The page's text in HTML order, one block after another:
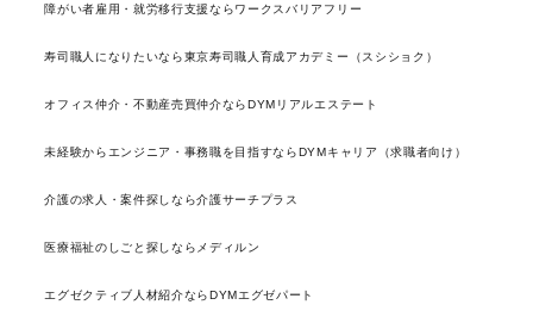
障がい者雇用・就労移行支援ならワークスバリアフリー
寿司職人になりたいなら東京寿司職人育成アカデミー（スシショク）
オフィス仲介・不動産売買仲介ならDYMリアルエステート
未経験からエンジニア・事務職を目指すならDYMキャリア（求職者向け）
介護の求人・案件探しなら介護サーチプラス
医療福祉のしごと探しならメディルン
エグゼクティブ人材紹介ならDYMエグゼパート